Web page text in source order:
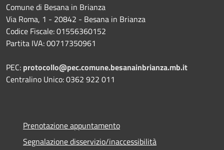
Comune di Besana in Brianza
Via Roma, 1 - 20842 - Besana in Brianza
Codice Fiscale: 01556360152
Partita IVA: 00717350961
PEC: protocollo@pec.comune.besanainbrianza.mb.it
Centralino Unico: 0362 922 011
Prenotazione appuntamento
Segnalazione disservizio/inaccessibilità